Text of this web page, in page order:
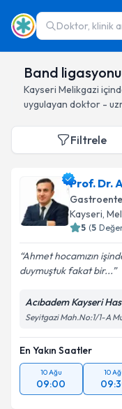
Doktor, klinik
Band
Kayseri Melikgazi
uygulayan doktor -
Filtrele
Prof. Dr.
Kayseri,
5 (5
Ahmet hocamızın
duymuştuk fakat bir...
Acıbadem Kayseri
Seyitgazi Mah.No:1/1-A
En Yakın Saatler
10 Ağu
09:00
10